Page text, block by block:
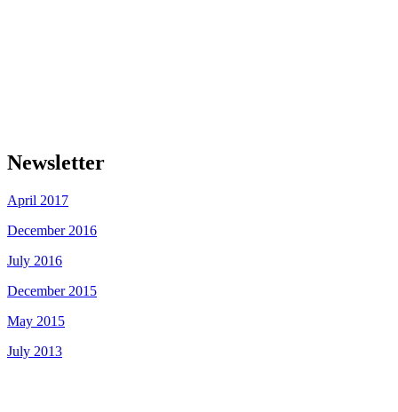
Newsletter
April 2017
December 2016
July 2016
December 2015
May 2015
July 2013